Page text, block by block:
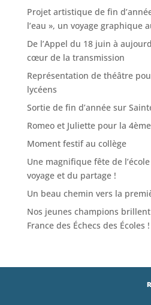
Projet artistique de fin
l’eau », un voyage graphique
De l’Appel du 18 juin à
cœur de la transmission
Représentation de théâtre
lycéens
Sortie de fin d’année sur
Romeo et Juliette pour la
Moment festif au collège
Une magnifique fête de
voyage et du partage !
Un beau chemin vers la
Nos jeunes champions
France des Échecs des Écoles !